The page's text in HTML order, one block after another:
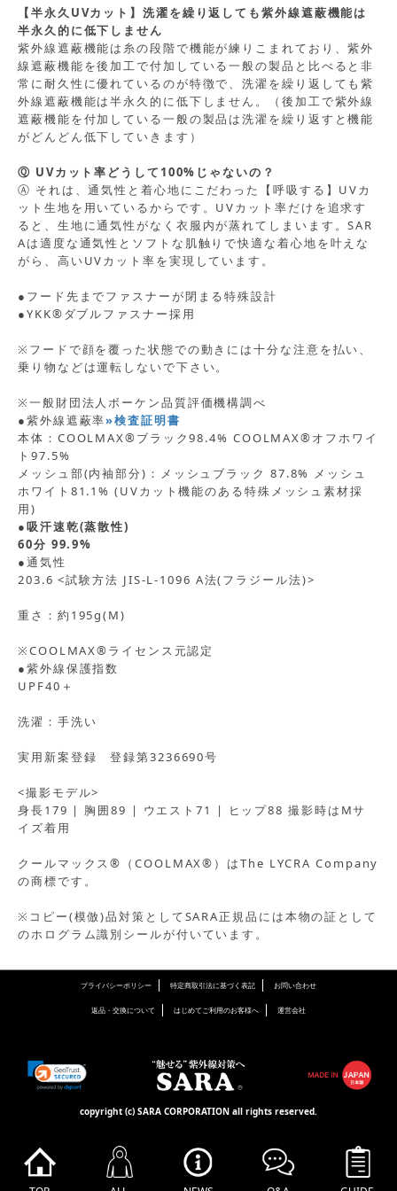
【半永久UVカット】洗濯を繰り返しても紫外線遮蔽機能は
半永久的に低下しません
紫外線遮蔽機能は糸の段階で機能が練りこまれており、紫外
線遮蔽機能を後加工で付加している一般の製品と比べると非
常に耐久性に優れているのが特徴で、洗濯を繰り返しても紫
外線遮蔽機能は半永久的に低下しません。（後加工で紫外線
遮蔽機能を付加している一般の製品は洗濯を繰り返すと機能
がどんどん低下していきます）
Ⓠ UVカット率どうして100%じゃないの？
Ⓐ それは、通気性と着心地にこだわった【呼吸する】UVカ
ット生地を用いているからです。UVカット率だけを追求す
ると、生地に通気性がなく衣服内が蒸れてしまいます。SAR
Aは適度な通気性とソフトな肌触りで快適な着心地を叶えな
がら、高いUVカット率を実現しています。
●フード先までファスナーが閉まる特殊設計
●YKK®ダブルファスナー採用
※フードで顔を覆った状態での動きには十分な注意を払い、
乗り物などは運転しないで下さい。
※一般財団法人ボーケン品質評価機構調べ
●紫外線遮蔽率»検査証明書
本体：COOLMAX®ブラック98.4% COOLMAX®オフホワイ
ト97.5%
メッシュ部(内袖部分)：メッシュブラック 87.8% メッシュ
ホワイト81.1% (UVカット機能のある特殊メッシュ素材採
用)
●吸汗速乾(蒸散性)
60分 99.9%
●通気性
203.6 <試験方法 JIS-L-1096 A法(フラジール法)>
重さ：約195g(M)
※COOLMAX®ライセンス元認定
●紫外線保護指数
UPF40＋
洗濯：手洗い
実用新案登録 登録第3236690号
<撮影モデル>
身長179 | 胸囲89 | ウエスト71 | ヒップ88 撮影時はMサ
イズ着用
クールマックス®（COOLMAX®）はThe LYCRA Company
の商標です。
※コピー(模倣)品対策としてSARA正規品には本物の証として
のホログラム識別シールが付いています。
プライバシーポリシー 特定商取引法に基づく表記 お問い合わせ
返品・交換について はじめてご利用のお客様へ 運営会社
copyright (c) SARA CORPORATION all rights reserved.